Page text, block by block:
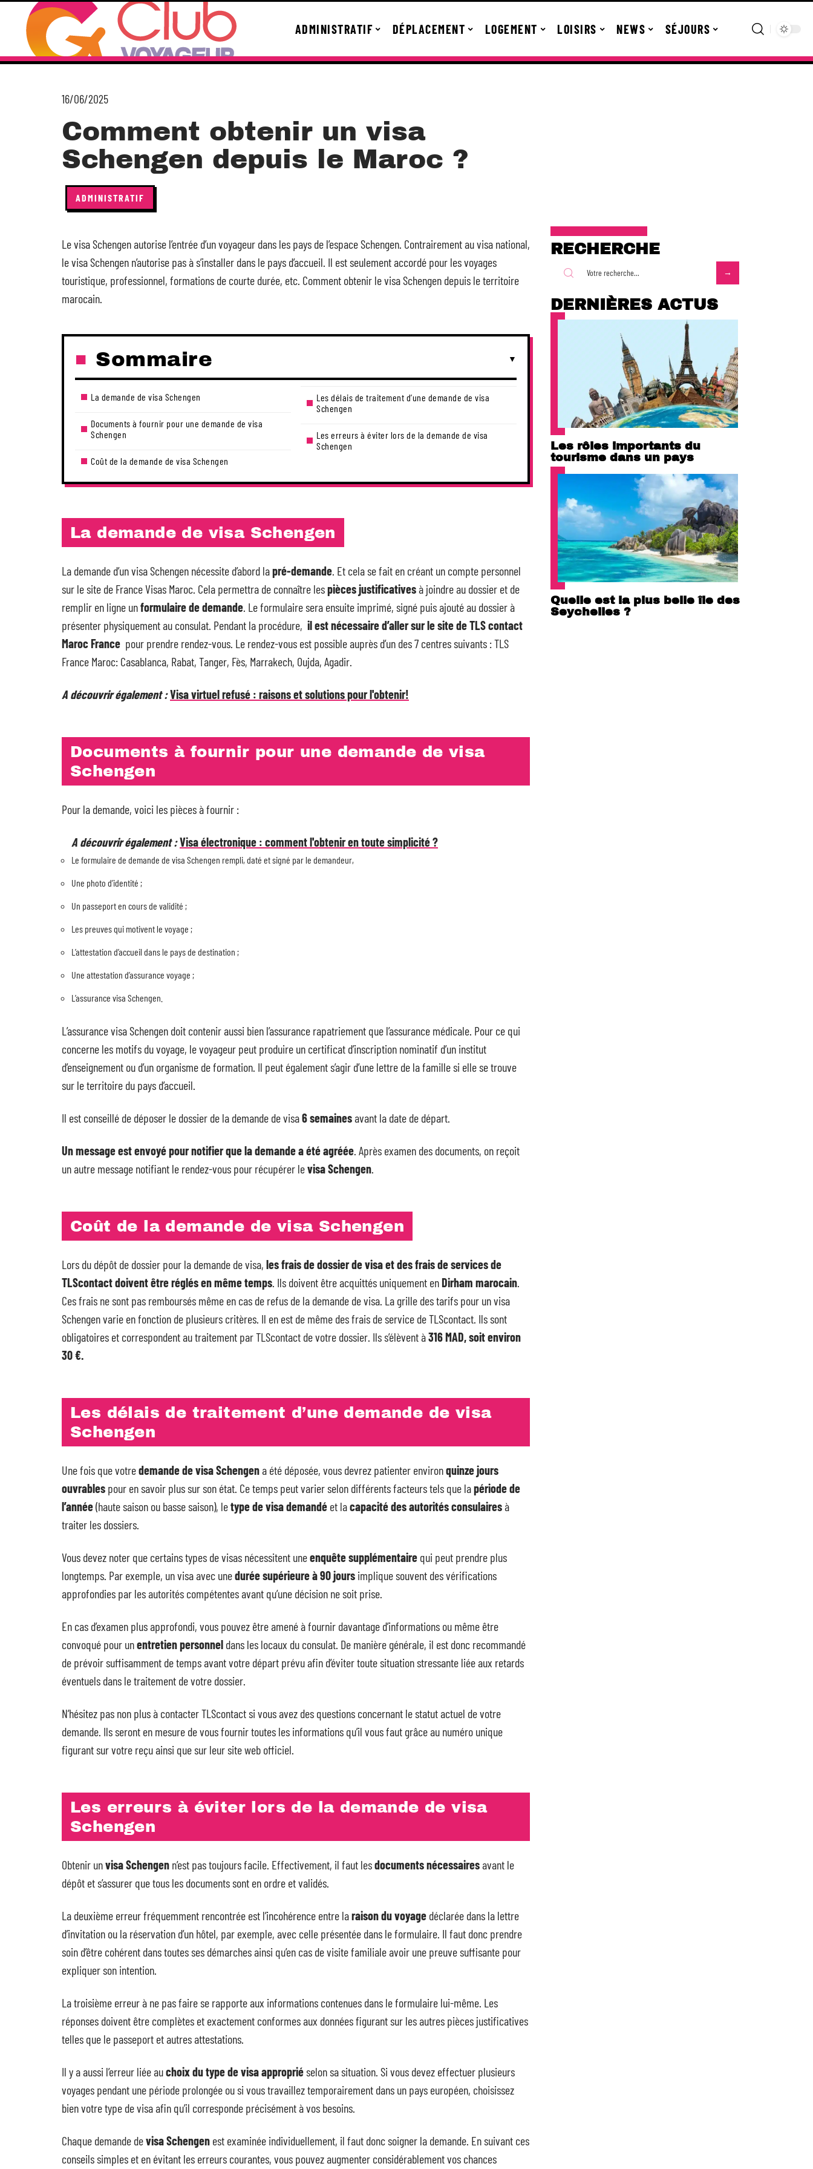
ADMINISTRATIF DÉPLACEMENT LOGEMENT LOISIRS NEWS SÉJOURS
16/06/2025
Comment obtenir un visa
Schengen depuis le Maroc ?
ADMINISTRATIF
Le visa Schengen autorise l’entrée d’un voyageur dans les pays de l’espace Schengen. Contrairement au visa national,
le visa Schengen n’autorise pas à s’installer dans le pays d’accueil. Il est seulement accordé pour les voyages
touristique, professionnel, formations de courte durée, etc. Comment obtenir le visa Schengen depuis le territoire
marocain.
Sommaire
La demande de visa Schengen
Documents à fournir pour une demande de visa
Schengen
Coût de la demande de visa Schengen
Les délais de traitement d’une demande de visa
Schengen
Les erreurs à éviter lors de la demande de visa
Schengen
La demande de visa Schengen
La demande d’un visa Schengen nécessite d’abord lapré-demande. Et cela se fait en créant un compte personnel
sur le site de France Visas Maroc. Cela permettra de connaître lespièces justificativesà joindre au dossier et de
remplir en ligne unformulaire de demande. Le formulaire sera ensuite imprimé, signé puis ajouté au dossier à
présenter physiquement au consulat. Pendant la procédure, il est nécessaire d’aller sur le site de TLS contact
Maroc France pour prendre rendez-vous. Le rendez-vous est possible auprès d’un des 7 centres suivants : TLS
France Maroc: Casablanca, Rabat, Tanger, Fès, Marrakech, Oujda, Agadir.
A découvrir également :Visa virtuel refusé : raisons et solutions pour l'obtenir!
Documents à fournir pour une demande de visa
Schengen
Pour la demande, voici les pièces à fournir :
A découvrir également :Visa électronique : comment l'obtenir en toute simplicité ?
Le formulaire de demande de visa Schengen rempli, daté et signé par le demandeur,
Une photo d’identité ;
Un passeport en cours de validité ;
Les preuves qui motivent le voyage ;
L’attestation d’accueil dans le pays de destination ;
Une attestation d’assurance voyage ;
L’assurance visa Schengen.
L’assurance visa Schengen doit contenir aussi bien l’assurance rapatriement que l’assurance médicale. Pour ce qui
concerne les motifs du voyage, le voyageur peut produire un certificat d’inscription nominatif d’un institut
d’enseignement ou d’un organisme de formation. Il peut également s’agir d’une lettre de la famille si elle se trouve
sur le territoire du pays d’accueil.
Il est conseillé de déposer le dossier de la demande de visa6 semainesavant la date de départ.
Un message est envoyé pour notifier que la demande a été agréée. Après examen des documents, on reçoit
un autre message notifiant le rendez-vous pour récupérer levisa Schengen.
Coût de la demande de visa Schengen
Lors du dépôt de dossier pour la demande de visa, les frais de dossier de visa et desfrais de services de
TLScontact doivent être réglés en même temps. Ils doivent être acquittés uniquement enDirham marocain.
Ces frais ne sont pas remboursés même en cas de refus de la demande de visa. La grille des tarifs pour un visa
Schengen varie en fonction de plusieurs critères. Il en est de même des frais de service de TLScontact. Ils sont
obligatoires et correspondent au traitement par TLScontact de votre dossier. Ils s’élèvent à316 MAD, soit environ
30 €.
Les délais de traitement d’une demande de visa
Schengen
Une fois que votredemande de visa Schengena été déposée, vous devrez patienter environquinze jours
ouvrables pour en savoir plus sur son état. Ce temps peut varier selon différents facteurs tels que lapériode de
l’année(haute saison ou basse saison), letype de visa demandé et lacapacité des autorités consulairesà
traiter les dossiers.
Vous devez noter que certains types de visas nécessitent uneenquête supplémentaire qui peut prendre plus
longtemps. Par exemple, un visa avec unedurée supérieure à 90 jours implique souvent des vérifications
approfondies par les autorités compétentes avant qu’une décision ne soit prise.
En cas d’examen plus approfondi, vous pouvez être amené à fournir davantage d’informations ou même être
convoqué pour unentretien personnel dans les locaux du consulat. De manière générale, il est donc recommandé
de prévoir suffisamment de temps avant votre départ prévu afin d’éviter toute situation stressante liée aux retards
éventuels dans le traitement de votre dossier.
N’hésitez pas non plus à contacter TLScontact si vous avez des questions concernant le statut actuel de votre
demande. Ils seront en mesure de vous fournir toutes les informations qu’il vous faut grâce au numéro unique
figurant sur votre reçu ainsi que sur leur site web officiel.
Les erreurs à éviter lors de la demande de visa
Schengen
Obtenir unvisa Schengen n’est pas toujours facile. Effectivement, il faut lesdocuments nécessairesavant le
dépôt et s’assurer que tous les documents sont en ordre et validés.
La deuxième erreur fréquemment rencontrée est l’incohérence entre laraison du voyage déclarée dans la lettre
d’invitation ou la réservation d’un hôtel, par exemple, avec celle présentée dans le formulaire. Il faut donc prendre
soin d’être cohérent dans toutes ses démarches ainsi qu’en cas de visite familiale avoir une preuve suffisante pour
expliquer son intention.
La troisième erreur à ne pas faire se rapporte aux informations contenues dans le formulaire lui-même. Les
réponses doivent être complètes et exactement conformes aux données figurant sur les autres pièces justificatives
telles que le passeport et autres attestations.
Il y a aussi l’erreur liée auchoix du type de visa appropriéselon sa situation. Si vous devez effectuer plusieurs
voyages pendant une période prolongée ou si vous travaillez temporairement dans un pays européen, choisissez
bien votre type de visa afin qu’il corresponde précisément à vos besoins.
Chaque demande devisa Schengen est examinée individuellement, il faut donc soigner la demande. En suivant ces
conseils simples et en évitant les erreurs courantes, vous pouvez augmenter considérablement vos chances
RECHERCHE
DERNIÈRES ACTUS
Les rôles importants du
tourisme dans un pays
Quelle est la plus belle île des
Seychelles ?